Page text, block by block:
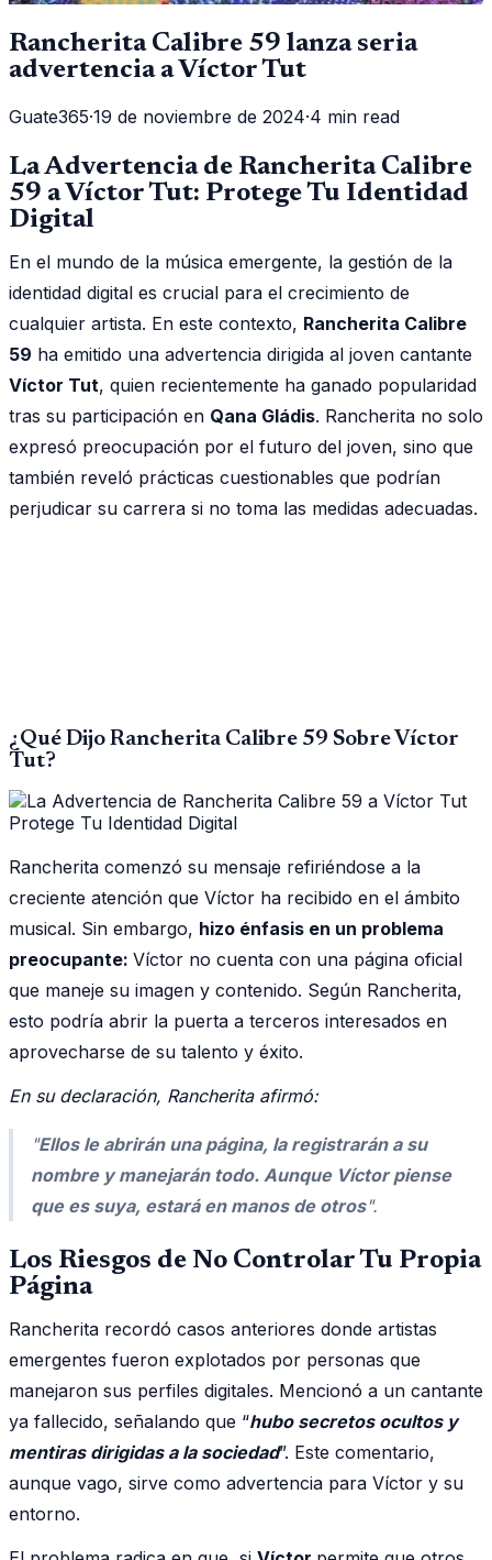
Rancherita Calibre 59 lanza seria
advertencia a Víctor Tut
Guate365·19 de noviembre de 2024·4 min read
La Advertencia de Rancherita Calibre
59 a Víctor Tut: Protege Tu Identidad
Digital
En el mundo de la música emergente, la gestión de la
identidad digital es crucial para el crecimiento de
cualquier artista. En este contexto, Rancherita Calibre
59 ha emitido una advertencia dirigida al joven cantante
Víctor Tut, quien recientemente ha ganado popularidad
tras su participación en Qana Gládis. Rancherita no solo
expresó preocupación por el futuro del joven, sino que
también reveló prácticas cuestionables que podrían
perjudicar su carrera si no toma las medidas adecuadas.
¿Qué Dijo Rancherita Calibre 59 Sobre Víctor
Tut?
Rancherita comenzó su mensaje refiriéndose a la
creciente atención que Víctor ha recibido en el ámbito
musical. Sin embargo, hizo énfasis en un problema
preocupante: Víctor no cuenta con una página oficial
que maneje su imagen y contenido. Según Rancherita,
esto podría abrir la puerta a terceros interesados en
aprovecharse de su talento y éxito.
En su declaración, Rancherita afirmó:
"Ellos le abrirán una página, la registrarán a su
nombre y manejarán todo. Aunque Víctor piense
que es suya, estará en manos de otros".
Los Riesgos de No Controlar Tu Propia
Página
Rancherita recordó casos anteriores donde artistas
emergentes fueron explotados por personas que
manejaron sus perfiles digitales. Mencionó a un cantante
ya fallecido, señalando que “hubo secretos ocultos y
mentiras dirigidas a la sociedad”. Este comentario,
aunque vago, sirve como advertencia para Víctor y su
entorno.